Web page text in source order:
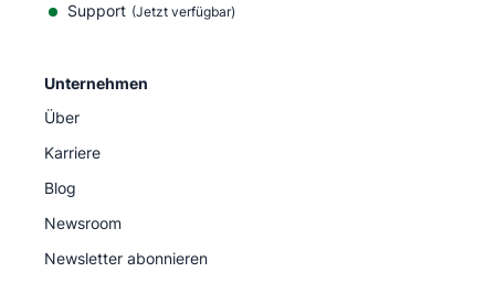
Support (Jetzt verfügbar)
Unternehmen
Über
Karriere
Blog
Newsroom
Newsletter abonnieren